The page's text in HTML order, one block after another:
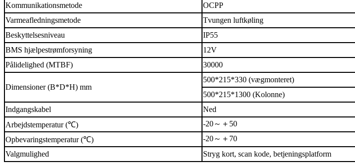
Kommunikationsmetode
OCPP
Varmeafledningsmetode
Tvungen luftkøling
Beskyttelsesniveau
IP55
BMS hjælpestrømforsyning
12V
Pålidelighed (MTBF)
30000
Dimensioner (B*D*H) mm
500*215*330 (vægmonteret)
500*215*1300 (Kolonne)
Indgangskabel
Ned
Arbejdstemperatur (℃)
-20～＋ 50
Opbevaringstemperatur (℃)
-20～＋ 70
Valgmulighed
Stryg kort, scan kode, betjeningsplatform